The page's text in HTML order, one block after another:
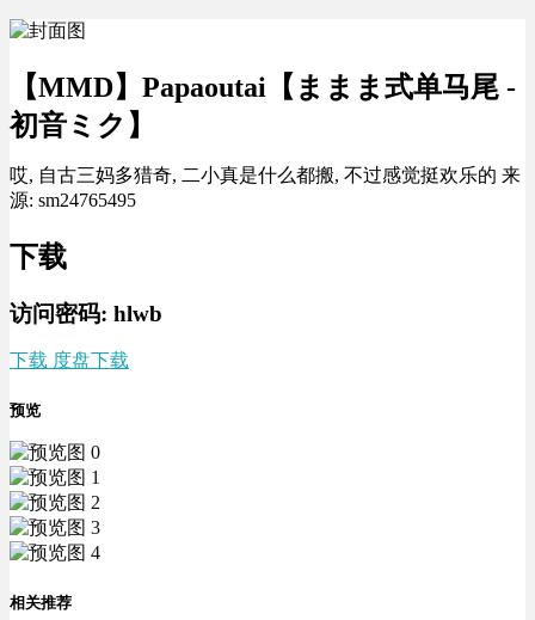
【MMD】Papaoutai【ままま式单马尾 -
初音ミク】
哎, 自古三妈多猎奇, 二小真是什么都搬, 不过感觉挺欢乐的 来
源: sm24765495
下载
访问密码: hlwb
下载 度盘下载
预览
相关推荐